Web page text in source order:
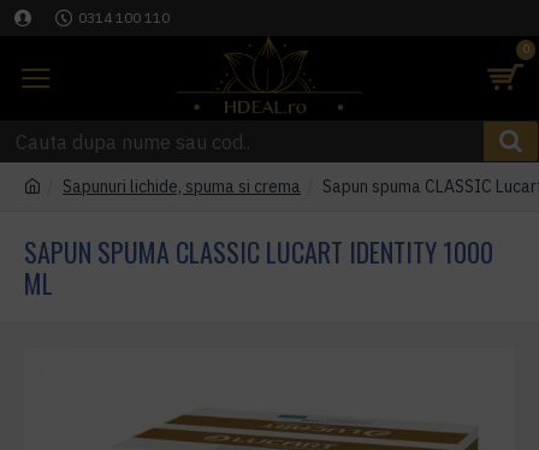
0314 100 110
0
Sapunuri lichide, spuma si crema Sapun spuma CLASSIC
SAPUN SPUMA CLASSIC LUCART IDENTITY 1000
ML